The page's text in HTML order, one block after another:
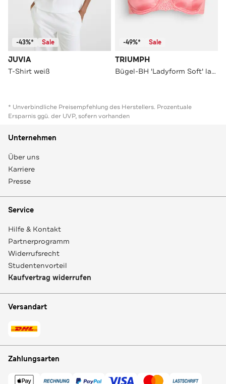
-43%* Sale
JUVIA
T-Shirt weiß
-49%* Sale
TRIUMPH
Bügel-BH 'Ladyform Soft' lachs
* Unverbindliche Preisempfehlung des Herstellers. Prozentuale
Ersparnis ggü. der UVP, sofern vorhanden
Unternehmen
Über uns
Karriere
Presse
Service
Hilfe & Kontakt
Partnerprogramm
Widerrufsrecht
Studentenvorteil
Kaufvertrag widerrufen
Versandart
Zahlungsarten